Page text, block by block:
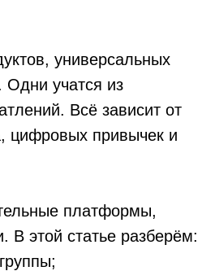
универсальных
учатся из
Всё зависит от
цифровых привычек и
платформы,
В этой статье разберём: